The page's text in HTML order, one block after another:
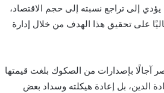
إلى تراجع نسبته إلى حجم الاقتصاد،
على تحقيق هذا الهدف من خلال إدارة
آجالًا بإصدارات من الصكوك بلغت قيمتها
الدين، بل إعادة هيكلته وسداد بعض